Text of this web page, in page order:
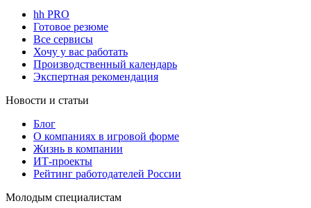
hh PRO
Готовое резюме
Все сервисы
Хочу у вас работать
Производственный календарь
Экспертная рекомендация
Новости и статьи
Блог
О компаниях в игровой форме
Жизнь в компании
ИТ-проекты
Рейтинг работодателей России
Молодым специалистам